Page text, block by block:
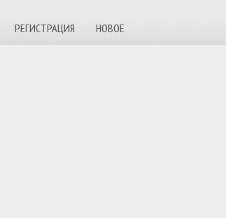
РЕГИСТРАЦИЯ НОВОЕ